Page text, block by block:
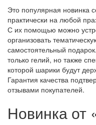
Это популярная новинка
практически на любой
С их помощью можно
организовать
самостоятельный
только гелий, но также
которой шарики будут
Гарантия качества
отзывами покупателей.
Новинка